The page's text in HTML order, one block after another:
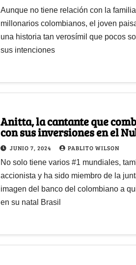
Aunque no tiene relación con la
millonarios colombianos, el joven
una historia tan verosímil que pocos
sus intenciones
Anitta, la cantante que
con sus inversiones en el
millonario David Vélez
JUNIO 7, 2024 PABLITO WILSON
No solo tiene varios #1 mundiales,
accionista y ha sido miembro de la
imagen del banco del colombiano a
en su natal Brasil